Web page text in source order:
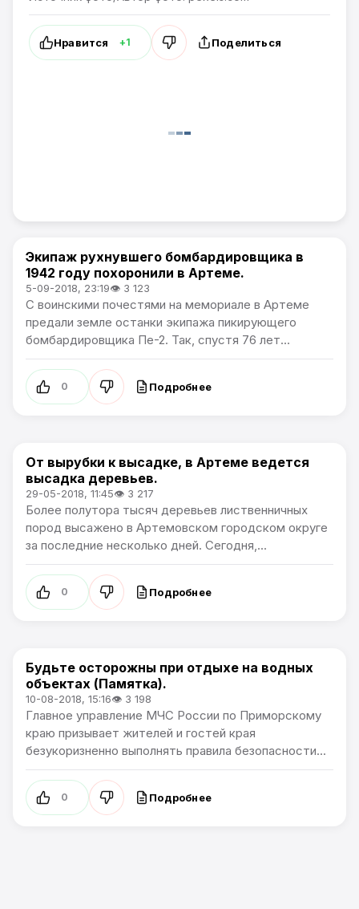
Нравится +1 Поделиться
Общество
Экипаж рухнувшего бомбардировщика в
1942 году похоронили в Артеме.
5-09-2018, 23:19👁 3 123
С воинскими почестями на мемориале в Артеме
предали земле останки экипажа пикирующего
бомбардировщика Пе-2. Так, спустя 76 лет...
0 Подробнее
Общество
От вырубки к высадке, в Артеме ведется
высадка деревьев.
29-05-2018, 11:45👁 3 217
Более полутора тысяч деревьев лиственничных
пород высажено в Артемовском городском округе
за последние несколько дней. Сегодня,...
0 Подробнее
Общество
Будьте осторожны при отдыхе на водных
объектах (Памятка).
10-08-2018, 15:16👁 3 198
Главное управление МЧС России по Приморскому
краю призывает жителей и гостей края
безукоризненно выполнять правила безопасности...
0 Подробнее